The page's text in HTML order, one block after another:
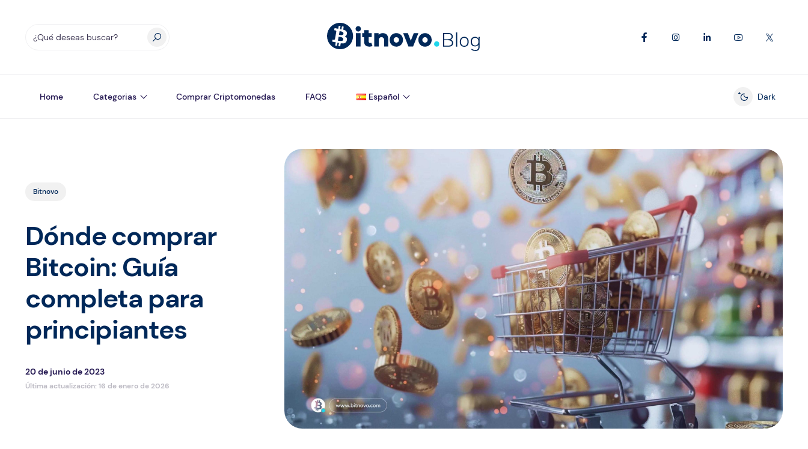
Home Categorias Comprar Criptomonedas FAQS Español
Enable dark
Dark
Bitnovo
Dónde comprar
Bitcoin: Guía
completa para
principiantes
20 de junio de 2023
Última actualización: 16 de enero de 2026